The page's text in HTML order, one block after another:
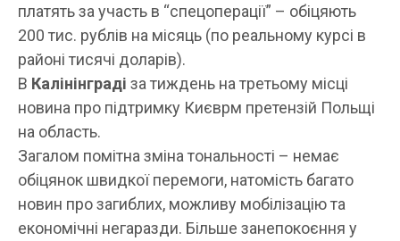
платять за участь в “спецоперації” – обіцяють
200 тис. рублів на місяць (по реальному курсі в
районі тисячі доларів).
В Калінінграді за тиждень на третьому місці
новина про підтримку Києврм претензій Польщі
на область.
Загалом помітна зміна тональності – немає
обіцянок швидкої перемоги, натомість багато
новин про загиблих, можливу мобілізацію та
економічні негаразди. Більше занепокоєння у